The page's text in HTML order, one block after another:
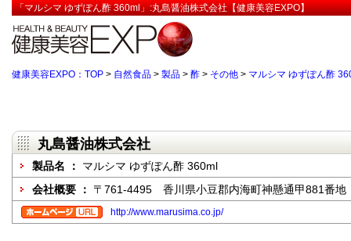
「マルシマ ゆずぽん酢 360ml」:丸島醤油株式会社【健康美容EXPO】
健康美容EXPO：TOP > 自然食品 > 製品 > 酢 > その他 > マルシマ ゆずぽん酢
丸島醤油株式会社
製品名 ： マルシマ ゆずぽん酢 360ml
会社概要 ： 〒761-4495 香川県小豆郡内海町神懸通甲881番地
http://www.marusima.co.jp/